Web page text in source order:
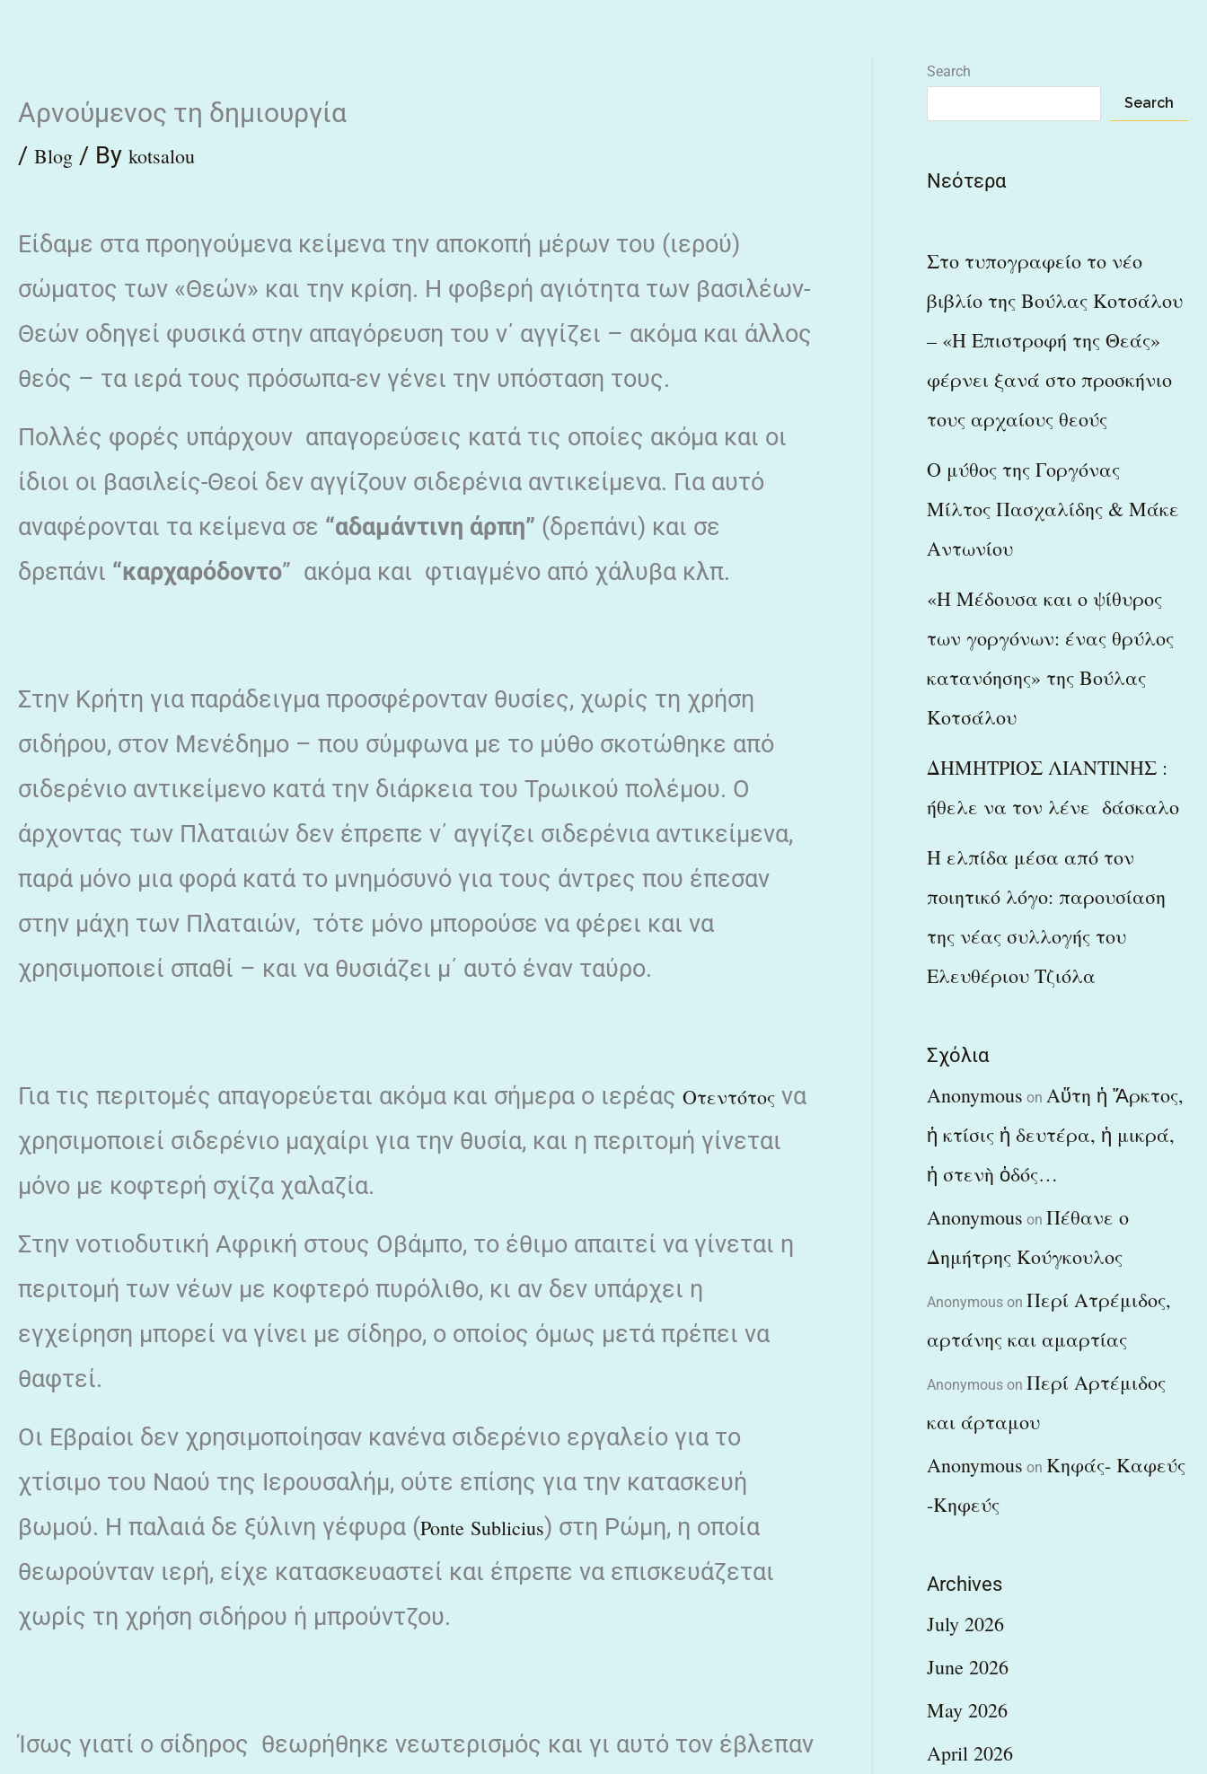
Αρνούμενος τη δημιουργία
/ Blog / By kotsalou
Είδαμε στα προηγούμενα κείμενα την αποκοπή μέρων του (ιερού)
σώματος των «Θεών» και την κρίση. Η φοβερή αγιότητα των βασιλέων-
Θεών οδηγεί φυσικά στην απαγόρευση του ν΄ αγγίζει – ακόμα και άλλος
θεός – τα ιερά τους πρόσωπα-εν γένει την υπόσταση τους.
Πολλές φορές υπάρχουν απαγορεύσεις κατά τις οποίες ακόμα και οι
ίδιοι οι βασιλείς-Θεοί δεν αγγίζουν σιδερένια αντικείμενα. Για αυτό
αναφέρονται τα κείμενα σε “αδαμάντινη άρπη” (δρεπάνι) και σε
δρεπάνι “καρχαρόδοντο” ακόμα και φτιαγμένο από χάλυβα κλπ.
Στην Κρήτη για παράδειγμα προσφέρονταν θυσίες, χωρίς τη χρήση
σιδήρου, στον Μενέδημο – που σύμφωνα με το μύθο σκοτώθηκε από
σιδερένιο αντικείμενο κατά την διάρκεια του Τρωικού πολέμου. Ο
άρχοντας των Πλαταιών δεν έπρεπε ν΄ αγγίζει σιδερένια αντικείμενα,
παρά μόνο μια φορά κατά το μνημόσυνό για τους άντρες που έπεσαν
στην μάχη των Πλαταιών, τότε μόνο μπορούσε να φέρει και να
χρησιμοποιεί σπαθί – και να θυσιάζει μ΄ αυτό έναν ταύρο.
Για τις περιτομές απαγορεύεται ακόμα και σήμερα ο ιερέας Οτεντότος να
χρησιμοποιεί σιδερένιο μαχαίρι για την θυσία, και η περιτομή γίνεται
μόνο με κοφτερή σχίζα χαλαζία.
Στην νοτιοδυτική Αφρική στους Οβάμπο, το έθιμο απαιτεί να γίνεται η
περιτομή των νέων με κοφτερό πυρόλιθο, κι αν δεν υπάρχει η
εγχείρηση μπορεί να γίνει με σίδηρο, ο οποίος όμως μετά πρέπει να
θαφτεί.
Οι Εβραίοι δεν χρησιμοποίησαν κανένα σιδερένιο εργαλείο για το
χτίσιμο του Ναού της Ιερουσαλήμ, ούτε επίσης για την κατασκευή
βωμού. Η παλαιά δε ξύλινη γέφυρα (Ponte Sublicius) στη Ρώμη, η οποία
θεωρούνταν ιερή, είχε κατασκευαστεί και έπρεπε να επισκευάζεται
χωρίς τη χρήση σιδήρου ή μπρούντζου.
Ίσως γιατί ο σίδηρος θεωρήθηκε νεωτερισμός και γι αυτό τον έβλεπαν
Search
Search
Νεότερα
Στο τυπογραφείο το νέο
βιβλίο της Βούλας Κοτσάλου
– «Η Επιστροφή της Θεάς»
φέρνει ξανά στο προσκήνιο
τους αρχαίους θεούς
Ο μύθος της Γοργόνας
Μίλτος Πασχαλίδης & Μάκε
Αντωνίου
«Η Μέδουσα και ο ψίθυρος
των γοργόνων: ένας θρύλος
κατανόησης» της Βούλας
Κοτσάλου
ΔΗΜΗΤΡΙΟΣ ΛΙΑΝΤΙΝΗΣ :
ήθελε να τον λένε δάσκαλο
Η ελπίδα μέσα από τον
ποιητικό λόγο: παρουσίαση
της νέας συλλογής του
Ελευθέριου Τζιόλα
Σχόλια
Anonymous on Αὕτη ἡ Ἄρκτος,
ἡ κτίσις ἡ δευτέρα, ἡ μικρά,
ἡ στενὴ ὁδός…
Anonymous on Πέθανε ο
Δημήτρης Κούγκουλος
Anonymouson Περί Ατρέμιδος,
αρτάνης και αμαρτίας
Anonymouson Περί Αρτέμιδος
και άρταμου
Anonymous on Κηφάς- Καφεύς
-Κηφεύς
Archives
July 2026
June 2026
May 2026
April 2026